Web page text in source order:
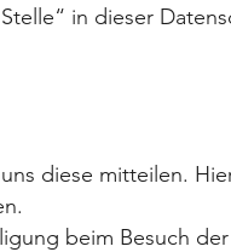
in dieser
diese mitteilen.
beim Besuch